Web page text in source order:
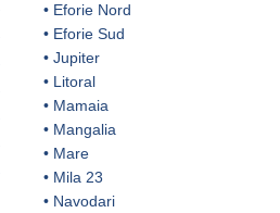
• Eforie Nord
• Eforie Sud
• Jupiter
• Litoral
• Mamaia
• Mangalia
• Mare
• Mila 23
• Navodari